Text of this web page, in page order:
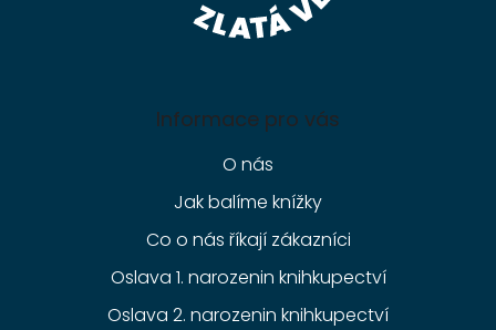
Informace pro vás
O nás
Jak balíme knížky
Co o nás říkají zákazníci
Oslava 1. narozenin knihkupectví
Oslava 2. narozenin knihkupectví